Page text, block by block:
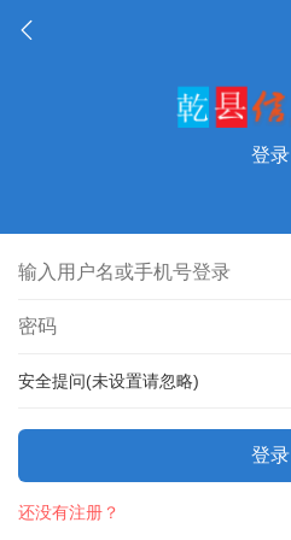
登录
安全提问(未设置请忽略)
登录
还没有注册？